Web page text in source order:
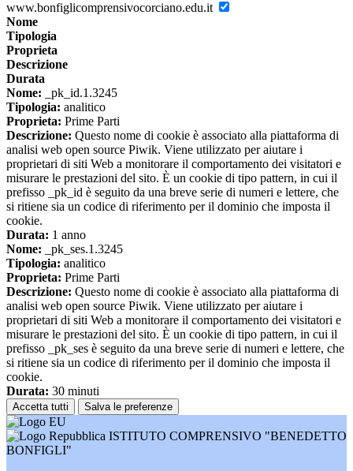
www.bonfiglicomprensivocorciano.edu.it
Nome
Tipologia
Proprieta
Descrizione
Durata
Nome: _pk_id.1.3245
Tipologia: analitico
Proprieta: Prime Parti
Descrizione: Questo nome di cookie è associato alla piattaforma di
analisi web open source Piwik. Viene utilizzato per aiutare i
proprietari di siti Web a monitorare il comportamento dei visitatori e
misurare le prestazioni del sito. È un cookie di tipo pattern, in cui il
prefisso _pk_id è seguito da una breve serie di numeri e lettere, che
si ritiene sia un codice di riferimento per il dominio che imposta il
cookie.
Durata: 1 anno
Nome: _pk_ses.1.3245
Tipologia: analitico
Proprieta: Prime Parti
Descrizione: Questo nome di cookie è associato alla piattaforma di
analisi web open source Piwik. Viene utilizzato per aiutare i
proprietari di siti Web a monitorare il comportamento dei visitatori e
misurare le prestazioni del sito. È un cookie di tipo pattern, in cui il
prefisso _pk_ses è seguito da una breve serie di numeri e lettere, che
si ritiene sia un codice di riferimento per il dominio che imposta il
cookie.
Durata: 30 minuti
Accetta tutti Salva le preferenze
ISTITUTO COMPRENSIVO "BENEDETTO
BONFIGLI"